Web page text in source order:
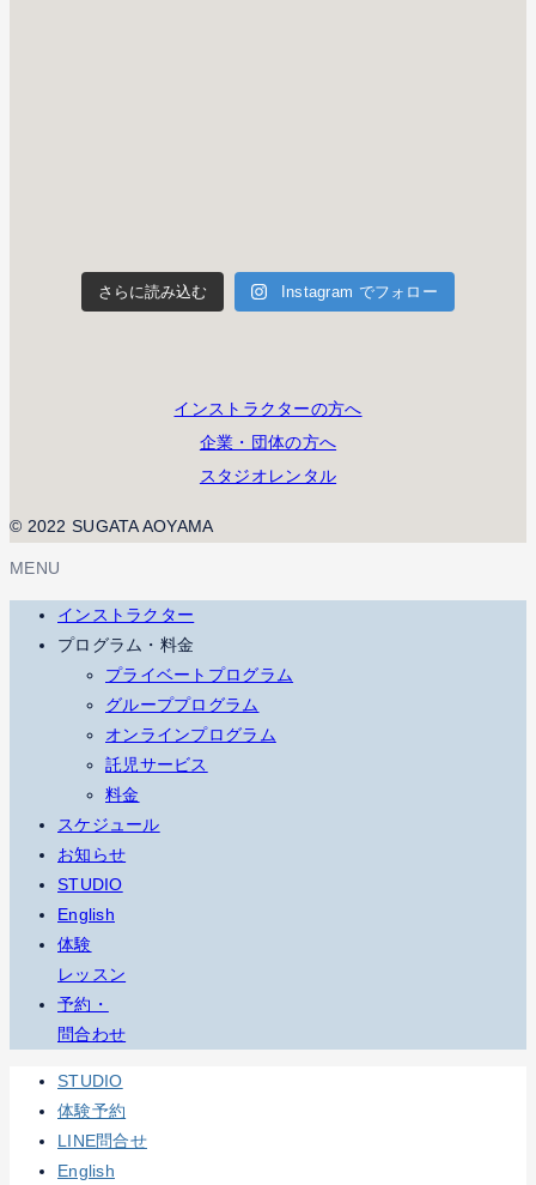
さらに読み込む Instagram でフォロー
インストラクターの方へ
企業・団体の方へ
スタジオレンタル
© 2022 SUGATA AOYAMA
MENU
インストラクター
プログラム・料金
プライベートプログラム
グループプログラム
オンラインプログラム
託児サービス
料金
スケジュール
お知らせ
STUDIO
English
体験
レッスン
予約・
問合わせ
STUDIO
体験予約
LINE問合せ
English